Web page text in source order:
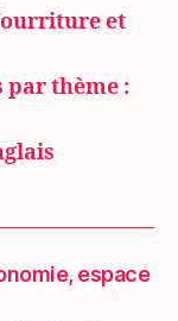
et
par thème :
espace